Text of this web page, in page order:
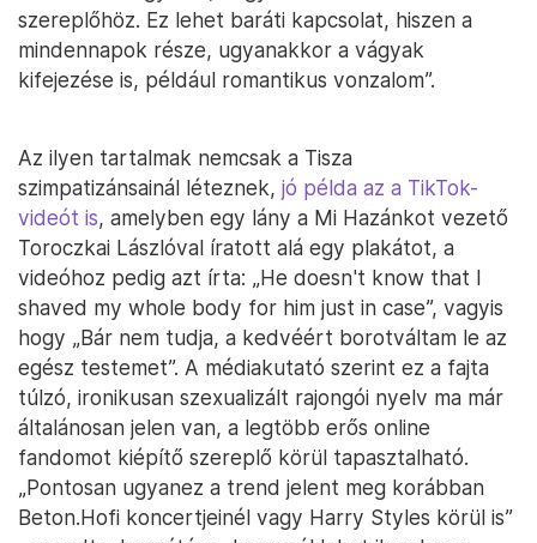
szereplőhöz. Ez lehet baráti kapcsolat, hiszen a
mindennapok része, ugyanakkor a vágyak
kifejezése is, például romantikus vonzalom”.
Az ilyen tartalmak nemcsak a Tisza
szimpatizánsainál léteznek, jó példa az a TikTok-
videót is, amelyben egy lány a Mi Hazánkot vezető
Toroczkai Lászlóval íratott alá egy plakátot, a
videóhoz pedig azt írta: „He doesn't know that I
shaved my whole body for him just in case”, vagyis
hogy „Bár nem tudja, a kedvéért borotváltam le az
egész testemet”. A médiakutató szerint ez a fajta
túlzó, ironikusan szexualizált rajongói nyelv ma már
általánosan jelen van, a legtöbb erős online
fandomot kiépítő szereplő körül tapasztalható.
„Pontosan ugyanez a trend jelent meg korábban
Beton.Hofi koncertjeinél vagy Harry Styles körül is”